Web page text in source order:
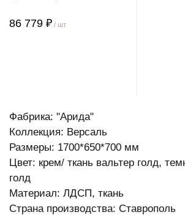
86 779 ₽ / шт
Фабрика: "Арида"
Коллекция: Версаль
Размеры: 1700*650*700 мм
Цвет: крем/ ткань вальтер голд,
голд
Материал: ЛДСП, ткань
Страна производства: Ставрополь